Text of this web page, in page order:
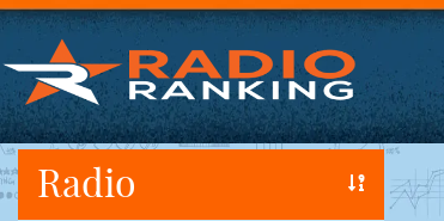
Radio